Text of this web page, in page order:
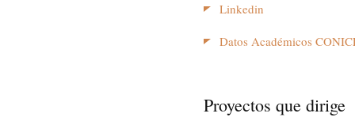
Linkedin
Datos Académicos
Proyectos que dirige